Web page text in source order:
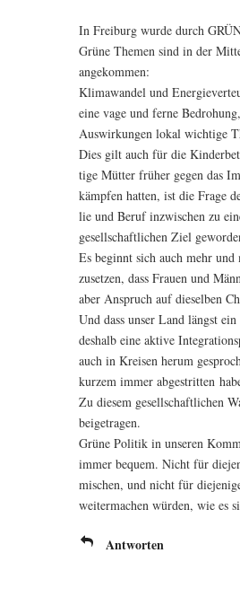
In Frei­burg wur­de durch
Grü­ne The­men sind in der
angekommen:
Kli­ma­wan­del und
eine vage und fer­ne
Aus­wir­kun­gen lokal wich­ti­ge
Dies gilt auch für die
ti­ge Müt­ter frü­her gegen das
kämp­fen hat­ten, ist die Fra­ge
lie und Beruf inzwi­schen zu
gesell­schaft­li­chen Ziel
Es beginnt sich auch mehr
zu­set­zen, dass Frau­en und
aber Anspruch auf die­sel­ben
Und dass unser Land längst
des­halb eine akti­ve
auch in Krei­sen her­um
kur­zem immer abge­strit­ten
Zu die­sem gesell­schaft­li­chen
beigetragen.
Grü­ne Poli­tik in unse­ren
immer bequem. Nicht für
mi­schen, und nicht für
wei­ter­ma­chen wür­den, wie es
Antworten